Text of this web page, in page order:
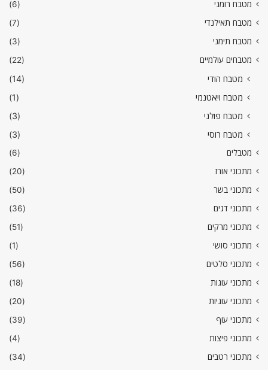
מטבח רומני
(6)
מטבח תאילנדי
(7)
מטבח תימני
(3)
מטבחים עולמיים
(22)
מטבח הודי
(14)
מטבח ויאטנמי
(1)
מטבח פולני
(3)
מטבח רוסי
(3)
מטבלים
(6)
מתכוני אורז
(20)
מתכוני בשר
(50)
מתכוני דגים
(36)
מתכוני מרקים
(51)
מתכוני סושי
(1)
מתכוני סלטים
(56)
מתכוני עוגות
(18)
מתכוני עוגיות
(20)
מתכוני עוף
(39)
מתכוני פיצות
(4)
מתכוני רטבים
(34)